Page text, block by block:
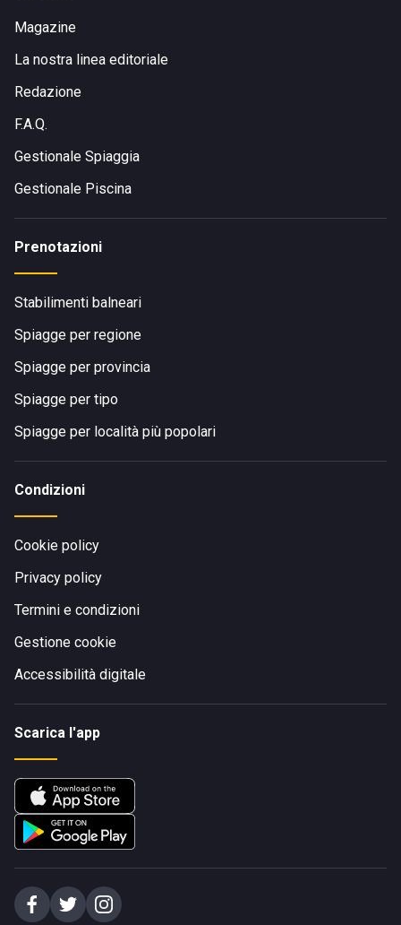
Magazine
La nostra linea editoriale
Redazione
F.A.Q.
Gestionale Spiaggia
Gestionale Piscina
Prenotazioni
Stabilimenti balneari
Spiagge per regione
Spiagge per provincia
Spiagge per tipo
Spiagge per località più popolari
Condizioni
Cookie policy
Privacy policy
Termini e condizioni
Gestione cookie
Accessibilità digitale
Scarica l'app